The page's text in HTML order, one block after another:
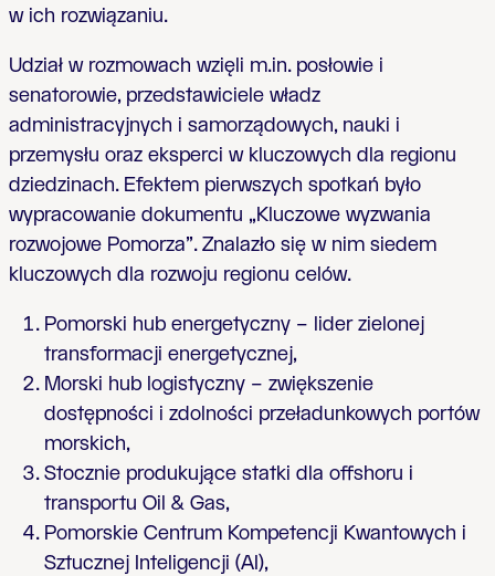
w ich rozwiązaniu.
Udział w rozmowach wzięli m.in. posłowie i
senatorowie, przedstawiciele władz
administracyjnych i samorządowych, nauki i
przemysłu oraz eksperci w kluczowych dla regionu
dziedzinach. Efektem pierwszych spotkań było
wypracowanie dokumentu „Kluczowe wyzwania
rozwojowe Pomorza”. Znalazło się w nim siedem
kluczowych dla rozwoju regionu celów.
Pomorski hub energetyczny – lider zielonej
transformacji energetycznej,
Morski hub logistyczny – zwiększenie
dostępności i zdolności przeładunkowych portów
morskich,
Stocznie produkujące statki dla offshoru i
transportu Oil & Gas,
Pomorskie Centrum Kompetencji Kwantowych i
Sztucznej Inteligencji (AI),